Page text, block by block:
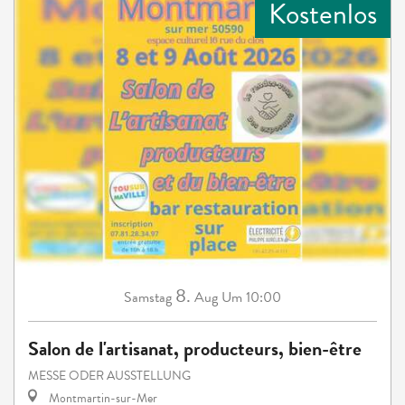
Kostenlos
Samstag 8. Aug Um 10:00
Salon de l'artisanat, producteurs, bien-être
MESSE ODER AUSSTELLUNG
Montmartin-sur-Mer